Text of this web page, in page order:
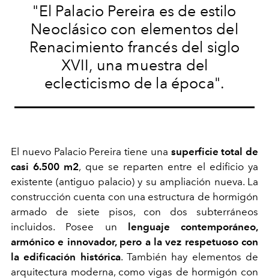
"El Palacio Pereira es de estilo
Neoclásico con elementos del
Renacimiento francés del siglo
XVII, una muestra del
eclecticismo de la época".
El nuevo Palacio Pereira tiene una superficie total de
casi 6.500 m2, que se reparten entre el edificio ya
existente (antiguo palacio) y su ampliación nueva. La
construcción cuenta con una estructura de hormigón
armado de siete pisos, con dos subterráneos
incluidos. Posee un
lenguaje contemporáneo,
armónico e innovador, pero a la vez respetuoso con
la edificación histórica. También hay elementos de
arquitectura moderna, como vigas de hormigón con